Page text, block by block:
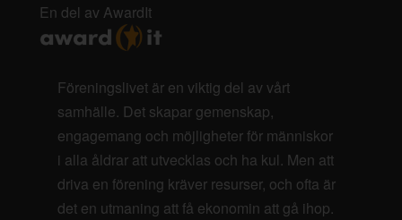
En del av AwardIt
Föreningslivet är en viktig del av vårt
samhälle. Det skapar gemenskap,
engagemang och möjligheter för människor
i alla åldrar att utvecklas och ha kul. Men att
driva en förening kräver resurser, och ofta är
det en utmaning att få ekonomin att gå ihop.